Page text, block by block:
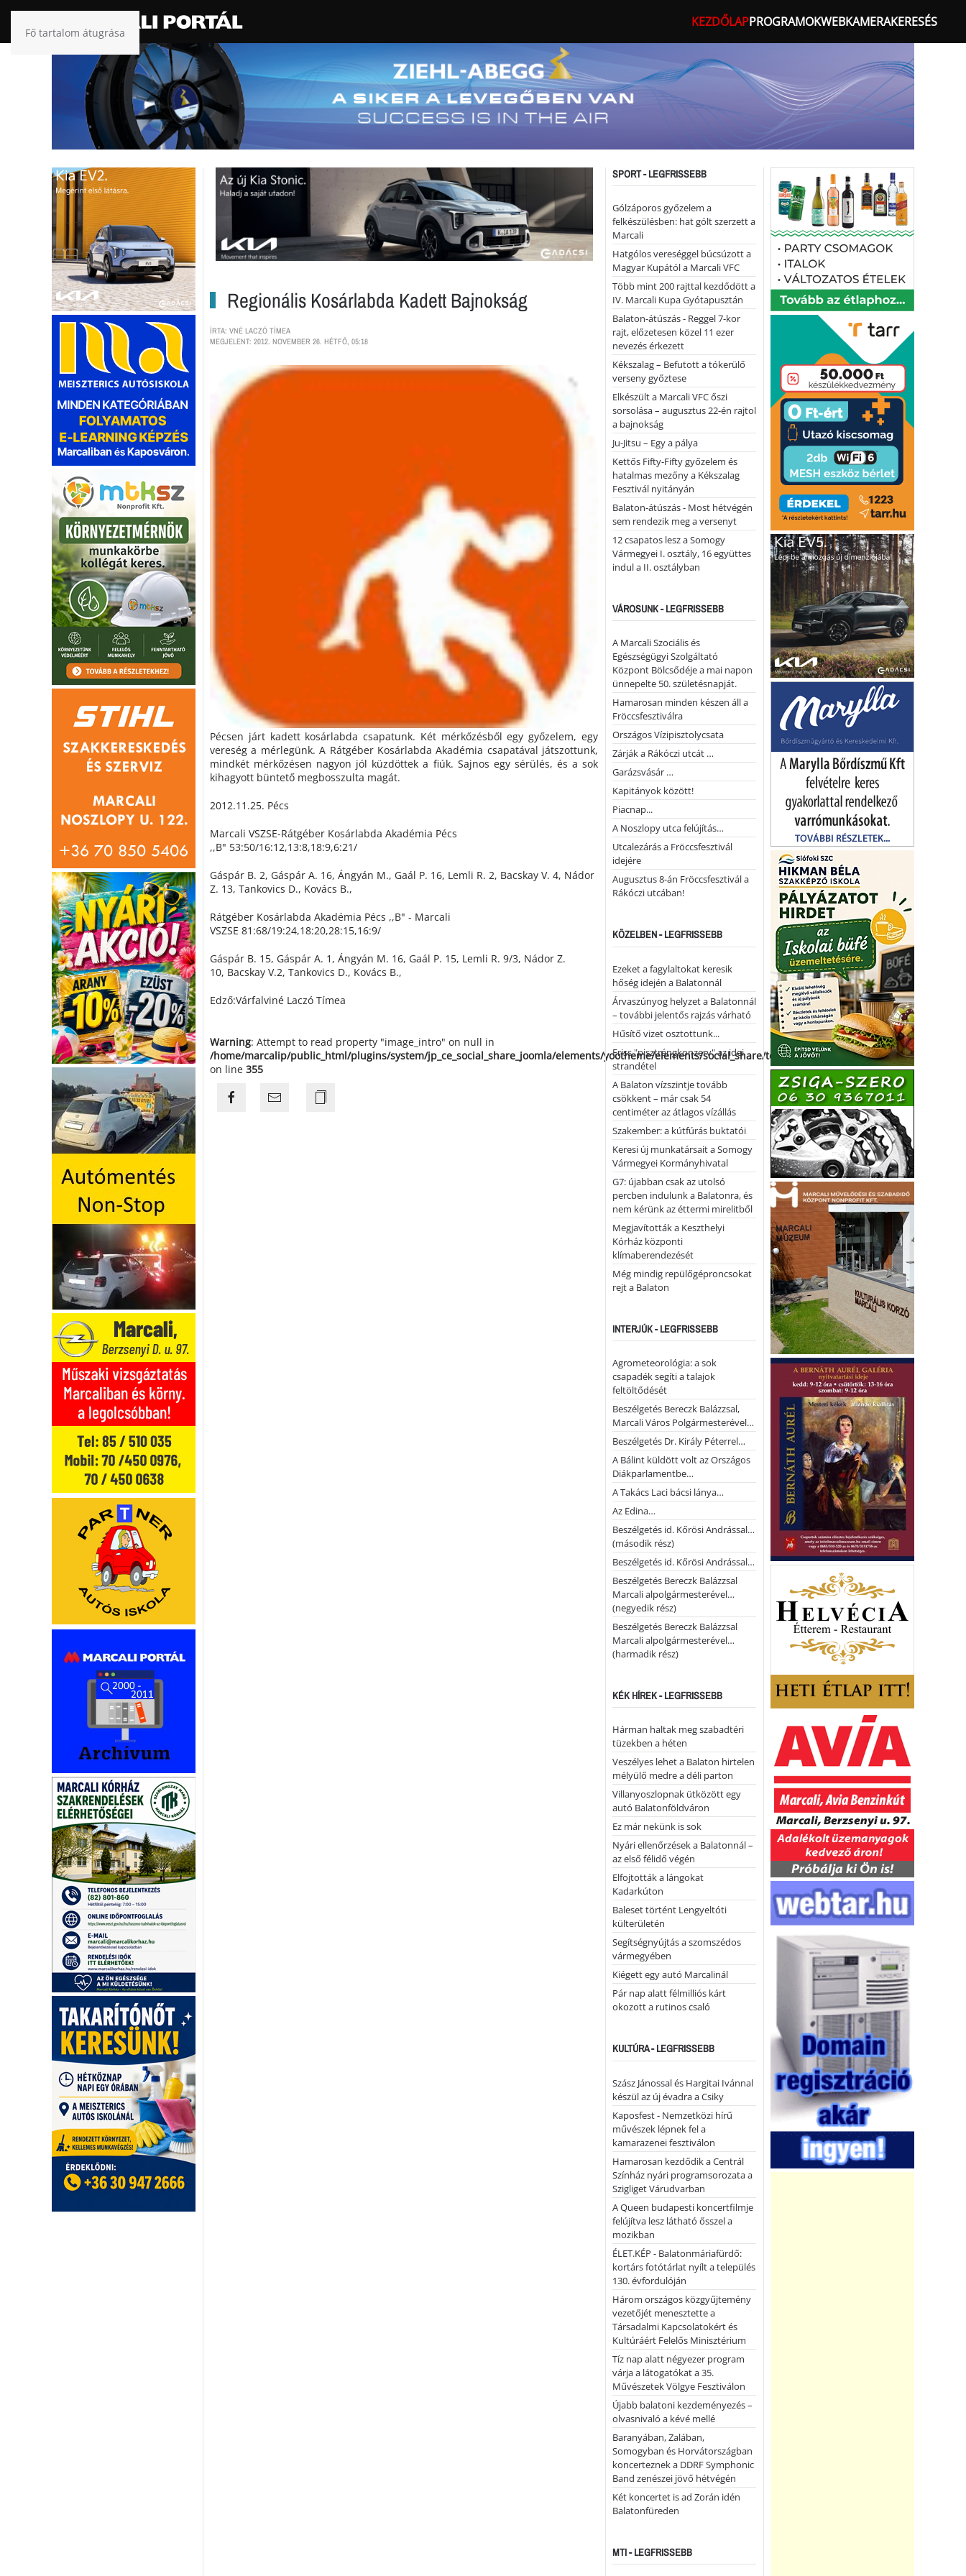
Fő tartalom átugrása
KEZDŐLAPPROGRAMOKWEBKAMERAKERESÉS
Regionális Kosárlabda Kadett Bajnokság
ÍRTA: VNÉ LACZÓ TÍMEA
MEGJELENT: 2012. NOVEMBER 26. HÉTFŐ, 05:18
Pécsen járt kadett kosárlabda csapatunk. Két mérkőzésből egy győzelem, egy
vereség a mérlegünk. A Rátgéber Kosárlabda Akadémia csapatával játszottunk,
mindkét mérkőzésen nagyon jól küzdöttek a fiúk. Sajnos egy sérülés, és a sok
kihagyott büntető megbosszulta magát.
2012.11.25. Pécs
Marcali VSZSE-Rátgéber Kosárlabda Akadémia Pécs
,,B" 53:50/16:12,13:8,18:9,6:21/
Gáspár B. 2, Gáspár A. 16, Ángyán M., Gaál P. 16, Lemli R. 2, Bacskay V. 4, Nádor
Z. 13, Tankovics D., Kovács B.,
Rátgéber Kosárlabda Akadémia Pécs ,,B" - Marcali
VSZSE 81:68/19:24,18:20,28:15,16:9/
Gáspár B. 15, Gáspár A. 1, Ángyán M. 16, Gaál P. 15, Lemli R. 9/3, Nádor Z.
10, Bacskay V.2, Tankovics D., Kovács B.,
Edző:Várfalviné Laczó Tímea
Warning: Attempt to read property "image_intro" on null in
/home/marcalip/public_html/plugins/system/jp_ce_social_share_joomla/elements/yootheme/elements/social_share/templates/template.php
on line 355
SPORT - LEGFRISSEBB
Gólzáporos győzelem a
felkészülésben: hat gólt szerzett a
Marcali
Hatgólos vereséggel búcsúzott a
Magyar Kupától a Marcali VFC
Több mint 200 rajttal kezdődött a
IV. Marcali Kupa Gyótapusztán
Balaton-átúszás - Reggel 7-kor
rajt, előzetesen közel 11 ezer
nevezés érkezett
Kékszalag – Befutott a tókerülő
verseny győztese
Elkészült a Marcali VFC őszi
sorsolása – augusztus 22-én rajtol
a bajnokság
Ju-Jitsu – Egy a pálya
Kettős Fifty-Fifty győzelem és
hatalmas mezőny a Kékszalag
Fesztivál nyitányán
Balaton-átúszás - Most hétvégén
sem rendezik meg a versenyt
12 csapatos lesz a Somogy
Vármegyei I. osztály, 16 együttes
indul a II. osztályban
VÁROSUNK - LEGFRISSEBB
A Marcali Szociális és
Egészségügyi Szolgáltató
Központ Bölcsődéje a mai napon
ünnepelte 50. születésnapját.
Hamarosan minden készen áll a
Fröccsfesztiválra
Országos Vízipisztolycsata
Zárják a Rákóczi utcát …
Garázsvásár …
Kapitányok között!
Piacnap...
A Noszlopy utca felújítás…
Utcalezárás a Fröccsfesztivál
idejére
Augusztus 8-án Fröccsfesztivál a
Rákóczi utcában!
KÖZELBEN - LEGFRISSEBB
Ezeket a fagylaltokat keresik
hőség idején a Balatonnál
Árvaszúnyog helyzet a Balatonnál
– további jelentős rajzás várható
Hűsítő vizet osztottunk...
Friss "pisztrángkonzerv" az idei
strandétel
A Balaton vízszintje tovább
csökkent – már csak 54
centiméter az átlagos vízállás
Szakember: a kútfúrás buktatói
Keresi új munkatársait a Somogy
Vármegyei Kormányhivatal
G7: újabban csak az utolsó
percben indulunk a Balatonra, és
nem kérünk az éttermi mirelitből
Megjavították a Keszthelyi
Kórház központi
klímaberendezését
Még mindig repülőgéproncsokat
rejt a Balaton
INTERJÚK - LEGFRISSEBB
Agrometeorológia: a sok
csapadék segíti a talajok
feltöltődését
Beszélgetés Bereczk Balázzsal,
Marcali Város Polgármesterével…
Beszélgetés Dr. Király Péterrel…
A Bálint küldött volt az Országos
Diákparlamentbe…
A Takács Laci bácsi lánya…
Az Edina…
Beszélgetés id. Kőrösi Andrással…
(második rész)
Beszélgetés id. Kőrösi Andrással…
Beszélgetés Bereczk Balázzsal
Marcali alpolgármesterével…
(negyedik rész)
Beszélgetés Bereczk Balázzsal
Marcali alpolgármesterével…
(harmadik rész)
KÉK HÍREK - LEGFRISSEBB
Hárman haltak meg szabadtéri
tüzekben a héten
Veszélyes lehet a Balaton hirtelen
mélyülő medre a déli parton
Villanyoszlopnak ütközött egy
autó Balatonföldváron
Ez már nekünk is sok
Nyári ellenőrzések a Balatonnál –
az első félidő végén
Elfojtották a lángokat
Kadarkúton
Baleset történt Lengyeltóti
külterületén
Segítségnyújtás a szomszédos
vármegyében
Kiégett egy autó Marcalinál
Pár nap alatt félmilliós kárt
okozott a rutinos csaló
KULTÚRA - LEGFRISSEBB
Szász Jánossal és Hargitai Ivánnal
készül az új évadra a Csiky
Kaposfest - Nemzetközi hírű
művészek lépnek fel a
kamarazenei fesztiválon
Hamarosan kezdődik a Centrál
Színház nyári programsorozata a
Szigliget Várudvarban
A Queen budapesti koncertfilmje
felújítva lesz látható ősszel a
mozikban
ÉLET.KÉP - Balatonmáriafürdő:
kortárs fotótárlat nyílt a település
130. évfordulóján
Három országos közgyűjtemény
vezetőjét menesztette a
Társadalmi Kapcsolatokért és
Kultúráért Felelős Minisztérium
Tíz nap alatt négyezer program
várja a látogatókat a 35.
Művészetek Völgye Fesztiválon
Újabb balatoni kezdeményezés –
olvasnivaló a kévé mellé
Baranyában, Zalában,
Somogyban és Horvátországban
koncerteznek a DDRF Symphonic
Band zenészei jövő hétvégén
Két koncertet is ad Zorán idén
Balatonfüreden
MTI - LEGFRISSEBB